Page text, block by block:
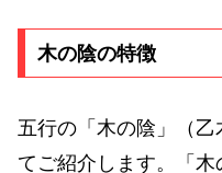
木の陰の特徴
五行の「木の陰」（
てご紹介します。「